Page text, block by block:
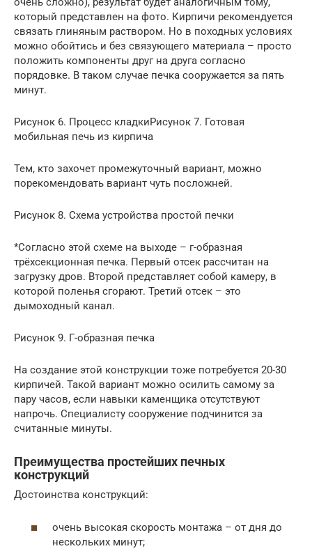
который представлен на фото. Кирпичи рекомендуется
связать глиняным раствором. Но в походных условиях
можно обойтись и без связующего материала – просто
положить компоненты друг на друга согласно
порядовке. В таком случае печка сооружается за пять
минут.
Рисунок 6. Процесс кладкиРисунок 7. Готовая
мобильная печь из кирпича
Тем, кто захочет промежуточный вариант, можно
порекомендовать вариант чуть посложней.
Рисунок 8. Схема устройства простой печки
*Согласно этой схеме на выходе – г-образная
трёхсекционная печка. Первый отсек рассчитан на
загрузку дров. Второй представляет собой камеру, в
которой поленья сгорают. Третий отсек – это
дымоходный канал.
Рисунок 9. Г-образная печка
На создание этой конструкции тоже потребуется 20-30
кирпичей. Такой вариант можно осилить самому за
пару часов, если навыки каменщика отсутствуют
напрочь. Специалисту сооружение подчинится за
считанные минуты.
Преимущества простейших печных
конструкций
Достоинства конструкций:
очень высокая скорость монтажа – от дня до
нескольких минут;